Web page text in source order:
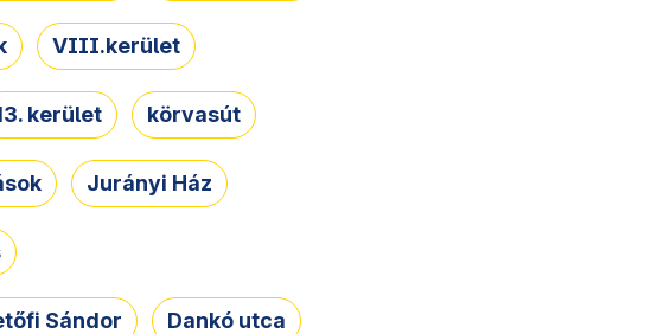
VIII.kerület
kerület körvasút
Jurányi Ház
Sándor Dankó utca